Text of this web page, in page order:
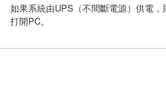
如果系統由UPS（不間斷電源）供電
打開PC。